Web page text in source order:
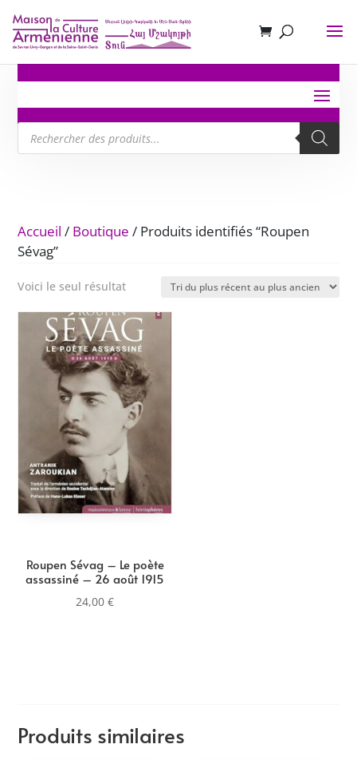
Recherche
de
produits
Accueil / Boutique / Produits identifiés “Roupen
Sévag”
Voici le seul résultat
Roupen Sévag – Le poète
assassiné – 26 août 1915
24,00€
Produits similaires